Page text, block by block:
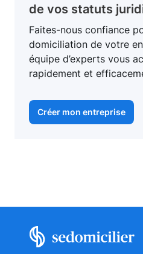
de vos statuts
Faites-nous confiance
domiciliation de votre
équipe d’experts vous
rapidement et
Créer mon entreprise